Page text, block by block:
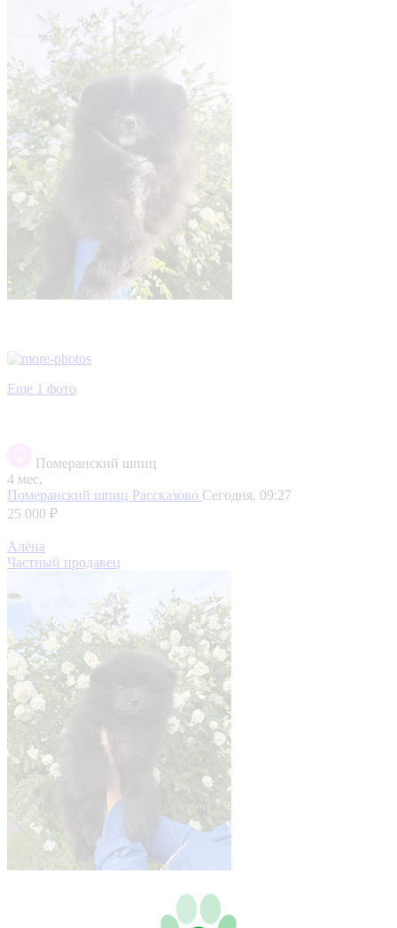
Еще 1 фото
Померанский шпиц
4 мес.
Померанский шпиц Рассказово Сегодня, 09:27
25 000 ₽
Алёна
Частный продавец